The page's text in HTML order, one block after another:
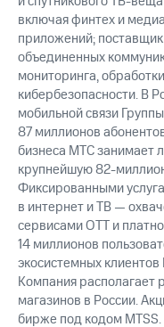
включая финтех и
приложений;
объединенных
мониторинга,
кибербезопасности. В
мобильной связи
87 миллионов
бизнеса МТС занимает
крупнейшую 82-
Фиксированными
в интернет и ТВ —
сервисами OTT и
14 миллионов
экосистемных
Компания располагает
магазинов в России.
бирже под кодом